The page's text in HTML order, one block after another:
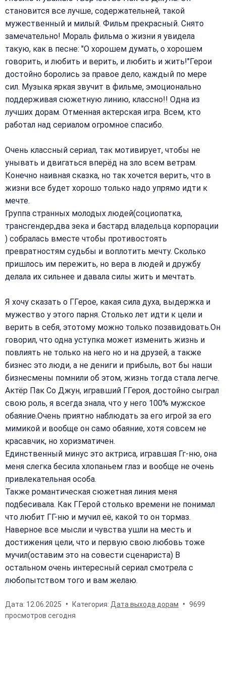
становится все лучше, содержательней, такой
мужественный и милый. Фильм прекрасный. Снято
замечательно! Мораль фильма о жизни я увидела
такую, как в песне: "О хорошем думать, о хорошем
говорить, и любить и верить, и любить и жить!"Герои
достойно боролись за правое дело, каждый по мере
сил. Музыка яркая звучит в фильме, эмоционально
поддерживая сюжетную линию, классно!! Одна из
лучших дорам. Отменная актерская игра. Всем, кто
работал над сериалом огромное спасибо.
Очень классный сериал, так мотивирует, чтобы не
унывать и двигаться вперёд на зло всем ветрам.
Конечно наивная сказка, но так хочется верить, что в
жизни все будет хорошо только надо упрямо идти к
мечте.
Группа странных молодых людей(социопатка,
трансгендер,два зека и бастард владельца корпорации
) собралась вместе чтобы противостоять
превратностям судьбы и воплотить мечту. Сколько
пришлось им пережить, но вера в людей и дружбу
делала их сильнее и давала силы жить и мечтать.
Я хочу сказать о ГГерое, какая сила духа, выдержка и
мужество у этого парня. Столько лет идти к цели и
верить в себя, этотому можно только позавидовать.Он
говорил, что одна уступка может изменить жизнь и
повлиять не только на него но и на друзей, а также
бизнес это люди, а не дениги и прибыль, вот бы наши
бизнесмены помнили об этом, жизнь тогда стала легче.
Актёр Пак Со Джун, игравший ГГероя, достойно сыграл
свою роль, я всегда знала, что у него 100% мужское
обаяние.Очень приятно наблюдать за его игрой за его
мимикой и вообще он само обаяние, хотя совсем не
красавчик, но хоризматичен.
Единственный минус это актриса, игравшая Гг-ню, она
меня слегка бесила хлопаньем глаз и вообще не очень
привлекательная особа.
Также романтическая сюжетная линия меня
подбесивала. Как ГГерой столько времени не понимал
что любит ГГ-ню и мучил её, какой то он тормаз.
Наверное все мысли и чувства ушли на месть и
достижения цели, что и первую свою любовь тоже
мучил(оставим это на совести сценариста) В
остальном очень интересный сериал смотрела с
любопытством того и вам желаю.
Дата: 12.06.2025 Категория: Дата выхода дорам
9699
просмотров сегодня